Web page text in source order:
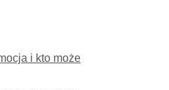
i kto może